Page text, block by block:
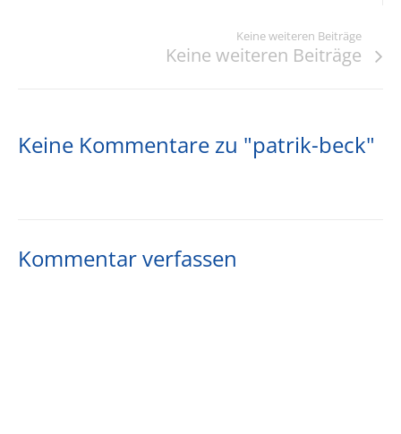
Keine weiteren Beiträge
Keine weiteren Beiträge
Keine Kommentare zu "patrik-beck"
Kommentar verfassen